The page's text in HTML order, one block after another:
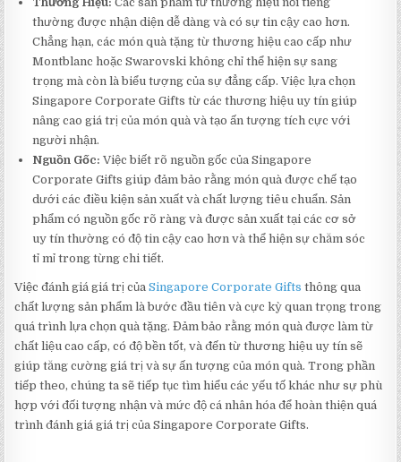
thường được nhận diện dễ dàng và có sự tin cậy cao hơn.
Chẳng hạn, các món quà tặng từ thương hiệu cao cấp như
Montblanc hoặc Swarovski không chỉ thể hiện sự sang
trọng mà còn là biểu tượng của sự đẳng cấp. Việc lựa chọn
Singapore Corporate Gifts từ các thương hiệu uy tín giúp
nâng cao giá trị của món quà và tạo ấn tượng tích cực với
người nhận.
Nguồn Gốc: Việc biết rõ nguồn gốc của Singapore
Corporate Gifts giúp đảm bảo rằng món quà được chế tạo
dưới các điều kiện sản xuất và chất lượng tiêu chuẩn. Sản
phẩm có nguồn gốc rõ ràng và được sản xuất tại các cơ sở
uy tín thường có độ tin cậy cao hơn và thể hiện sự chăm sóc
tỉ mỉ trong từng chi tiết.
Việc đánh giá giá trị củaSingapore Corporate Gifts thông qua
chất lượng sản phẩm là bước đầu tiên và cực kỳ quan trọng trong
quá trình lựa chọn quà tặng. Đảm bảo rằng món quà được làm từ
chất liệu cao cấp, có độ bền tốt, và đến từ thương hiệu uy tín sẽ
giúp tăng cường giá trị và sự ấn tượng của món quà. Trong phần
tiếp theo, chúng ta sẽ tiếp tục tìm hiểu các yếu tố khác như sự phù
hợp với đối tượng nhận và mức độ cá nhân hóa để hoàn thiện quá
trình đánh giá giá trị của Singapore Corporate Gifts.